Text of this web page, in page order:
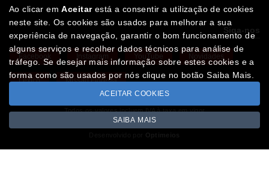
Siga-nos
Facebook Instagram YouTube Novidades
Léxico Missão Floresta
Todos os valores incluem IVA à taxa em vigor
Copyright © IBERBONSAI.pt 2026
Ao clicar emAceitarestá a consentir a utilização de cookies
neste site. Os cookies são usados para melhorar a sua
experiência de navegação, garantir o bom funcionamento de
alguns serviços e recolher dados técnicos para análise de
tráfego. Se desejar mais informação sobre estes cookies e a
forma como são usados por nós clique no botão Saiba Mais.
ACEITAR COOKIES
SAIBA MAIS